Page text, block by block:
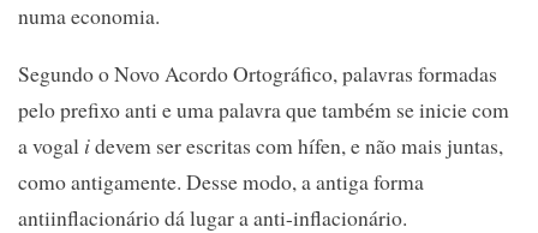
numa economia.
Segundo o Novo Acordo Ortográfico, palavras formadas
pelo prefixo anti e uma palavra que também se inicie com
a vogal idevem ser escritas com hífen, e não mais juntas,
como antigamente. Desse modo, a antiga forma
antiinflacionário dá lugar a anti-inflacionário.